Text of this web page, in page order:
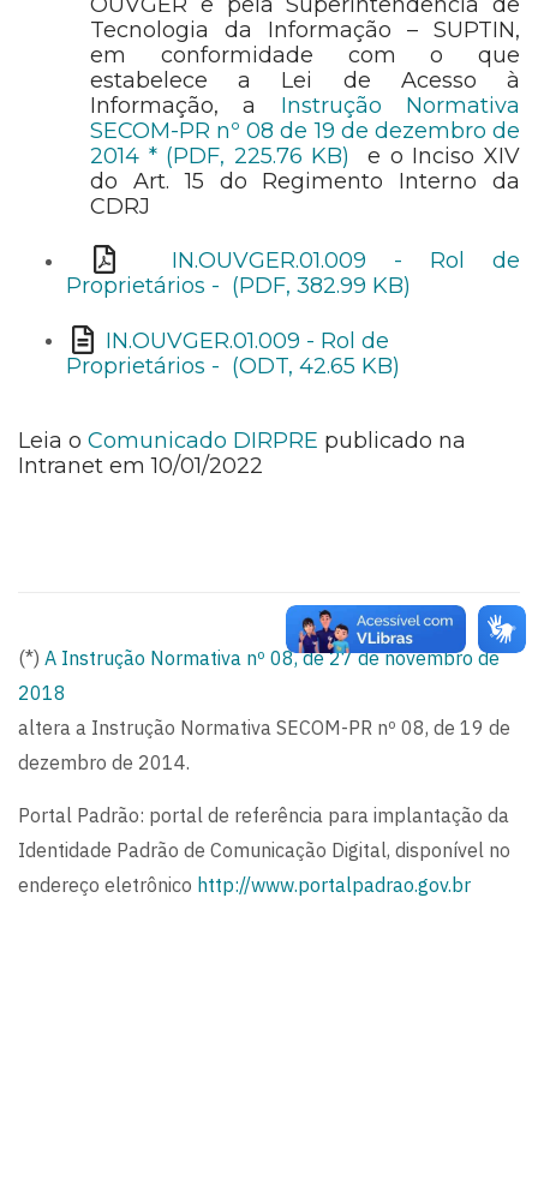
Tecnologia da Informação – SUPTIN,
em conformidade com o que
estabelece a Lei de Acesso à
Informação, a Instrução Normativa
SECOM-PR nº 08 de 19 de dezembro de
2014 * (PDF, 225.76 KB)
e o Inciso XIV
do Art. 15 do Regimento Interno da
CDRJ
IN.OUVGER.01.009 - Rol de
Proprietários - (PDF, 382.99 KB)
IN.OUVGER.01.009 - Rol de
Proprietários - (ODT, 42.65 KB)
Leia o Comunicado DIRPRE publicado na
Intranet em 10/01/2022
(*) A Instrução Normativa nº 08, de 27 de novembro de
2018
altera a Instrução Normativa SECOM-PR nº 08, de 19 de
dezembro de 2014.
Portal Padrão: portal de referência para implantação da
Identidade Padrão de Comunicação Digital, disponível no
endereço eletrônico http://www.portalpadrao.gov.br